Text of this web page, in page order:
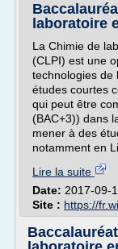
laboratoire
La Chimie de
(CLPI) est une
technologies de
études courtes
qui peut être
(BAC+3)) dans
mener à des
notamment en
Lire la suite
Date: 2017-09-
Site : https://